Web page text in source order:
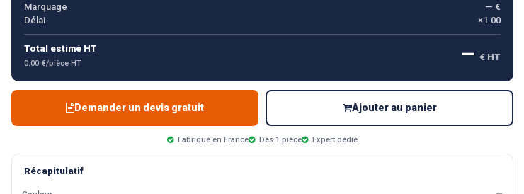
Marquage
— €
Délai
×1.00
Total estimé HT
0.00 €/pièce HT — € HT
Demander un devis gratuit Ajouter au panier
Fabriqué en France Dès 1 pièce Expert dédié
Récapitulatif